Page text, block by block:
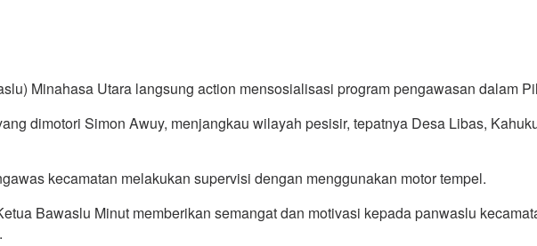
Minahasa Utara langsung action mensosialisasi program pengawasan dalam
dimotori Simon Awuy, menjangkau wilayah pesisir, tepatnya Desa Libas,
kecamatan melakukan supervisi dengan menggunakan motor tempel.
Bawaslu Minut memberikan semangat dan motivasi kepada panwaslu